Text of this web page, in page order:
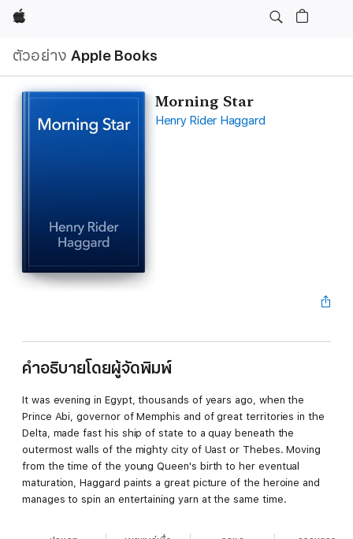
Apple
ตัวอย่าง Apple Books
Morning Star
Henry Rider Haggard
คำอธิบายโดยผู้จัดพิมพ์
It was evening in Egypt, thousands of years ago, when the
Prince Abi, governor of Memphis and of great territories in the
Delta, made fast his ship of state to a quay beneath the
outermost walls of the mighty city of Uast or Thebes. Moving
from the time of the young Queen's birth to her eventual
maturation, Haggard paints a great picture of the heroine and
manages to spin an entertaining yarn at the same time.